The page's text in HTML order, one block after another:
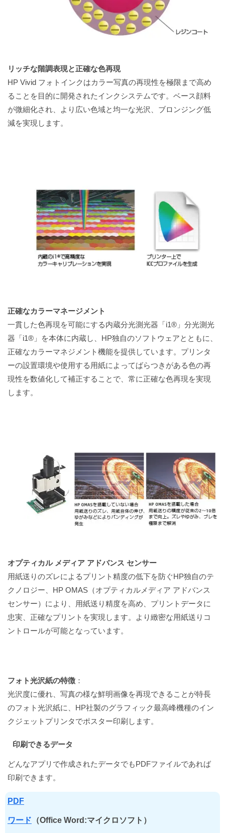
リッチな階調表現と正確な色再現
HP Vivid フォトインクはカラー写真の再現性を極限まで高め
ることを目的に開発されたインクシステムです。ベース顔料
が微細化され、より広い色域と均一な光沢、ブロンジング低
減を実現します。
正確なカラーマネージメント
一貫した色再現を可能にする内蔵分光測光器「i1®」分光測光
器「i1®」を本体に内蔵し、HP独自のソフトウェアとともに、
正確なカラーマネジメント機能を提供しています。プリンタ
ーの設置環境や使用する用紙によってばらつきがある色の再
現性を数値化して補正することで、常に正確な色再現を実現
します。
オプティカル メディア アドバンス センサー
用紙送りのズレによるプリント精度の低下を防ぐHP独自のテ
クノロジー、HP OMAS（オプティカルメディア アドバンス
センサー）により、用紙送り精度を高め、プリントデータに
忠実、正確なプリントを実現します。より緻密な用紙送りコ
ントロールが可能となっています。
フォト光沢紙の特徴 ：
光沢度に優れ、写真の様な鮮明画像を再現できることが特長
のフォト光沢紙に、HP社製のグラフィック最高峰機種のイン
クジェットプリンタでポスター印刷します。
印刷できるデータ
どんなアプリで作成されたデータでもPDFファイルであれば
印刷できます。
PDF
ワード （Office Word:マイクロソフト）